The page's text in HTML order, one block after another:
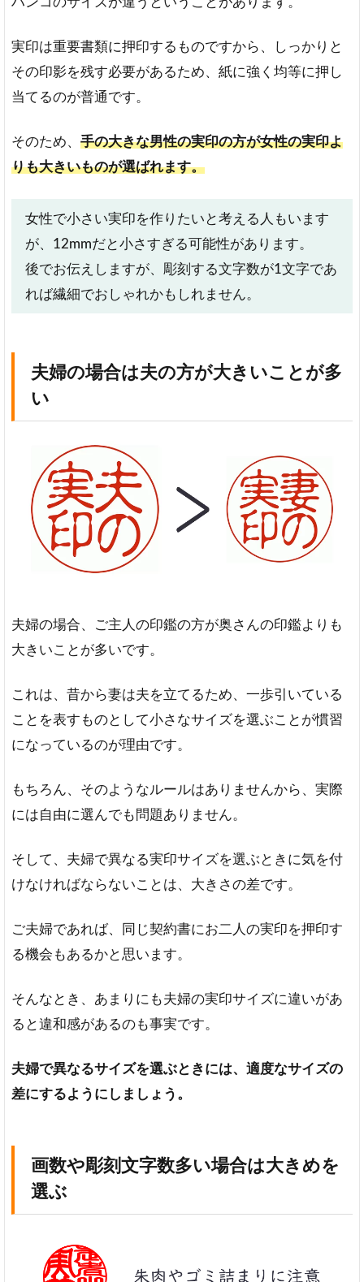
実印は重要書類に押印するものですから、しっかりと
その印影を残す必要があるため、紙に強く均等に押し
当てるのが普通です。
そのため、 手の大きな男性の実印の方が女性の実印よ
りも大きいものが選ばれます。
女性で小さい実印を作りたいと考える人もいます
が、12mmだと小さすぎる可能性があります。
後でお伝えしますが、彫刻する文字数が1文字であ
れば繊細でおしゃれかもしれません。
夫婦の場合は夫の方が大きいことが多
い
夫婦の場合、ご主人の印鑑の方が奥さんの印鑑よりも
大きいことが多いです。
これは、昔から妻は夫を立てるため、一歩引いている
ことを表すものとして小さなサイズを選ぶことが慣習
になっているのが理由です。
もちろん、そのようなルールはありませんから、実際
には自由に選んでも問題ありません。
そして、夫婦で異なる実印サイズを選ぶときに気を付
けなければならないことは、大きさの差です。
ご夫婦であれば、同じ契約書にお二人の実印を押印す
る機会もあるかと思います。
そんなとき、あまりにも夫婦の実印サイズに違いがあ
ると違和感があるのも事実です。
夫婦で異なるサイズを選ぶときには、適度なサイズの
差にするようにしましょう。
画数や彫刻文字数多い場合は大きめを
選ぶ